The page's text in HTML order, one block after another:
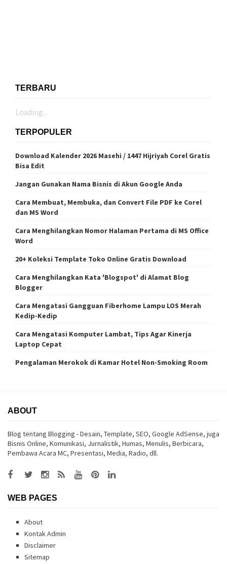
TERBARU
Loading...
TERPOPULER
Download Kalender 2026 Masehi / 1447 Hijriyah Corel Gratis
Bisa Edit
Jangan Gunakan Nama Bisnis di Akun Google Anda
Cara Membuat, Membuka, dan Convert File PDF ke Corel
dan MS Word
Cara Menghilangkan Nomor Halaman Pertama di MS Office
Word
20+ Koleksi Template Toko Online Gratis Download
Cara Menghilangkan Kata 'Blogspot' di Alamat Blog
Blogger
Cara Mengatasi Gangguan Fiberhome Lampu LOS Merah
Kedip-Kedip
Cara Mengatasi Komputer Lambat, Tips Agar Kinerja
Laptop Cepat
Pengalaman Merokok di Kamar Hotel Non-Smoking Room
ABOUT
Blog tentang Blogging - Desain, Template, SEO, Google AdSense, juga
Bisnis Online, Komunikasi, Jurnalistik, Humas, Menulis, Berbicara,
Pembawa Acara MC, Presentasi, Media, Radio, dll.
WEB PAGES
About
Kontak Admin
Disclaimer
Sitemap